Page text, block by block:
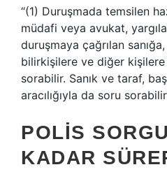
“(1) Duruşmada temsilen
müdafi veya avukat,
duruşmaya çağrılan
bilirkişilere ve diğer
sorabilir. Sanık ve taraf,
aracılığıyla da soru
POLIS
KADAR